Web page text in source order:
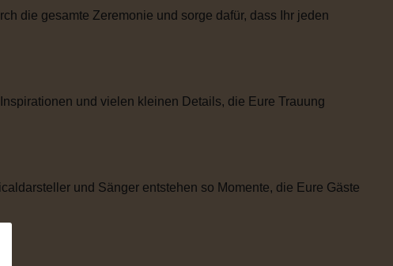
die gesamte Zeremonie und sorge dafür, dass Ihr jeden
und vielen kleinen Details, die Eure Trauung
und Sänger entstehen so Momente, die Eure Gäste